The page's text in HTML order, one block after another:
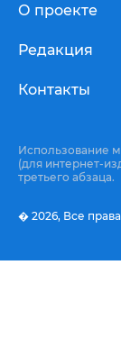
О проекте
Редакция
Контакты
Использование
(для интернет-
третьего абзаца.
� 2026, Все